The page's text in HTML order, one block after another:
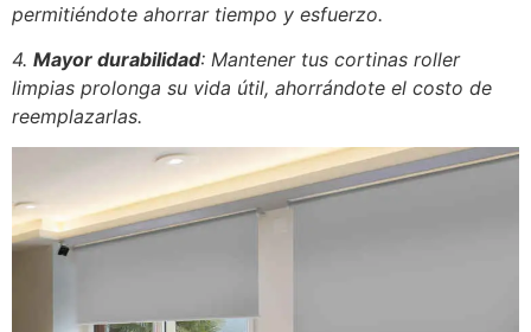
permitiéndote ahorrar tiempo y esfuerzo.
4. Mayor durabilidad: Mantener tus cortinas roller
limpias prolonga su vida útil, ahorrándote el costo de
reemplazarlas.